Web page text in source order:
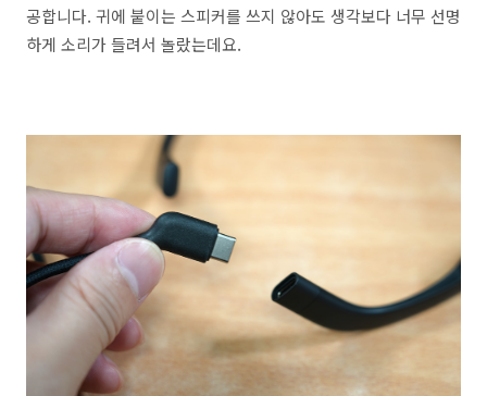
공합니다. 귀에 붙이는 스피커를 쓰지 않아도 생각보다 너무 선명
하게 소리가 들려서 놀랐는데요.